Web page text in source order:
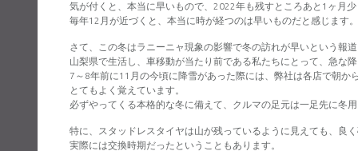
気が付くと、本当に早いもので、2022年も残すところあと1ヶ月
毎年12月が近づくと、本当に時が経つのは早いものだと感じます。
さて、この冬はラニーニャ現象の影響で冬の訪れが早いという報
山梨県で生活し、車移動が当たり前である私たちにとって、急な
7～8年前に11月の今頃に降雪があった際には、弊社は各店で朝か
とてもよく覚えています。
必ずやってくる本格的な冬に備えて、クルマの足元は一足先に冬
特に、スタッドレスタイヤは山が残っているように見えても、良
実際には交換時期だったということもあります。